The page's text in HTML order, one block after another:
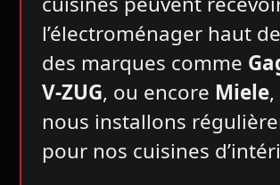
l’électroménager haut
des marques comme
V-ZUG, ou encore Miele,
nous installons
pour nos cuisines